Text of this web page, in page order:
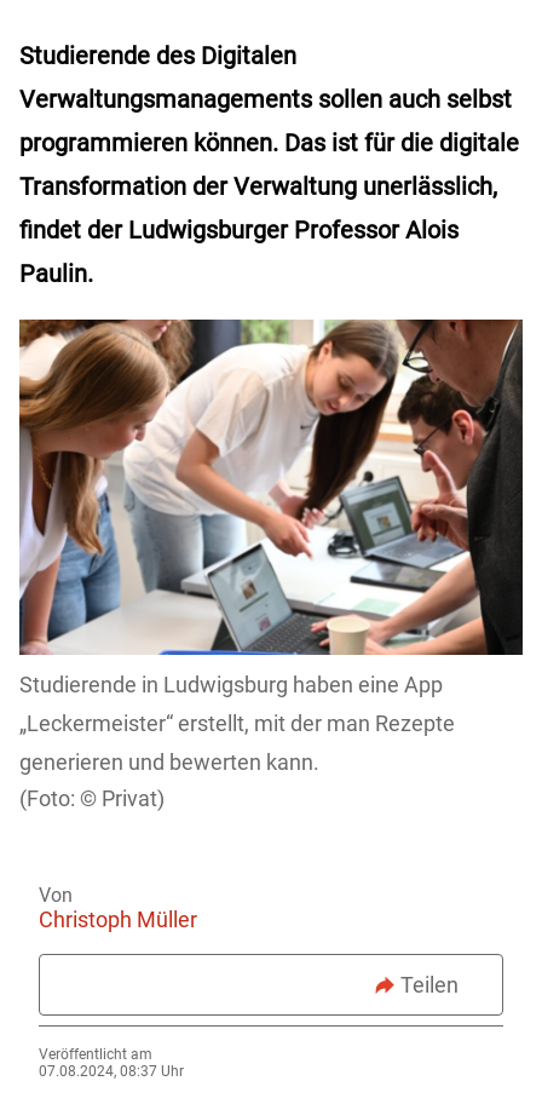
Studierende des Digitalen
Verwaltungsmanagements sollen auch selbst
programmieren können. Das ist für die digitale
Transformation der Verwaltung unerlässlich,
findet der Ludwigsburger Professor Alois
Paulin.
Studierende in Ludwigsburg haben eine App
„Leckermeister“ erstellt, mit der man Rezepte
generieren und bewerten kann.
Privat)
Von
Christoph Müller
Teilen
Veröffentlicht am
07.08.2024, 08:37 Uhr